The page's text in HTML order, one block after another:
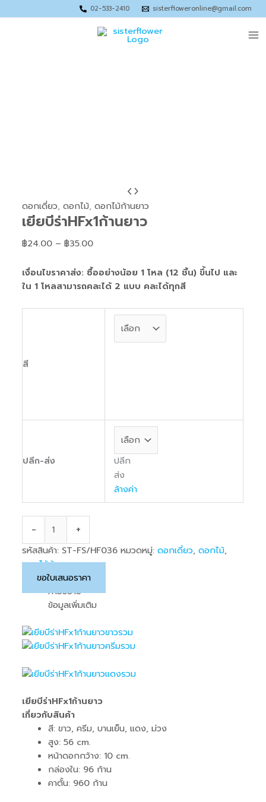
to
02-533-2410 sisterfloweronline@gmail.com
ดอกเดี่ยว,ดอกไม้,ดอกไม้ก้านยาว
เยียบีร่าHFx1ก้านยาว
฿24.00 – ฿35.00
range:
฿24.00
฿35.00
เงื่อนไขราคาส่ง: ซื้ออย่างน้อย 1 โหล (12 ชิ้น) ขึ้นไป และ
ใน 1 โหลสามารถคละได้ 2 แบบ คละได้ทุกสี
สี
ปลีก-ส่ง
ปลีก
ส่ง
ล้างค่า
-
เยียบี
ร่าHFx1ก้าน
ชิ้น
+
รหัสสินค้า: ST-FS/HF036 หมวดหมู่:ดอกเดี่ยว,ดอกไม้,
ดอกไม้ก้านยาว
ขอใบเสนอราคา
คำอธิบาย
ข้อมูลเพิ่มเติม
เยียบีร่าHFx1ก้านยาว
เกี่ยวกับสินค้า
สี: ขาว, ครีม, บานเย็น, แดง, ม่วง
สูง: 56 cm.
หน้าดอกกว้าง: 10 cm.
กล่องใน: 96 ก้าน
คาตั้น: 960 ก้าน
Price
range:
฿128.00
through
Price
range:
฿67.00
through
Price
range:
฿226.00
through